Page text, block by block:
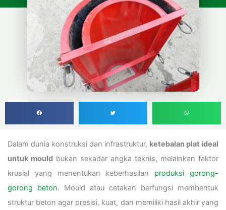
Dalam dunia konstruksi dan infrastruktur, ketebalan plat ideal
untuk mould bukan sekadar angka teknis, melainkan faktor
krusial yang menentukan keberhasilan produksi gorong-
gorong beton. Mould atau cetakan berfungsi membentuk
struktur beton agar presisi, kuat, dan memiliki hasil akhir yang